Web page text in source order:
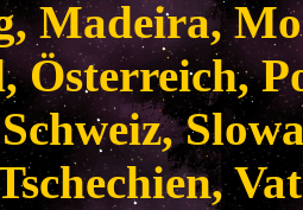
Madeira,
Österreich,